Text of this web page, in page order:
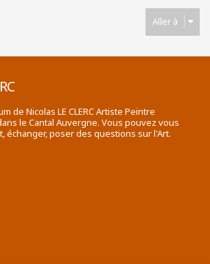
Aller à
de Nicolas LE CLERC Artiste Peintre
le Cantal Auvergne. Vous pouvez vous
échanger, poser des questions sur l'Art.